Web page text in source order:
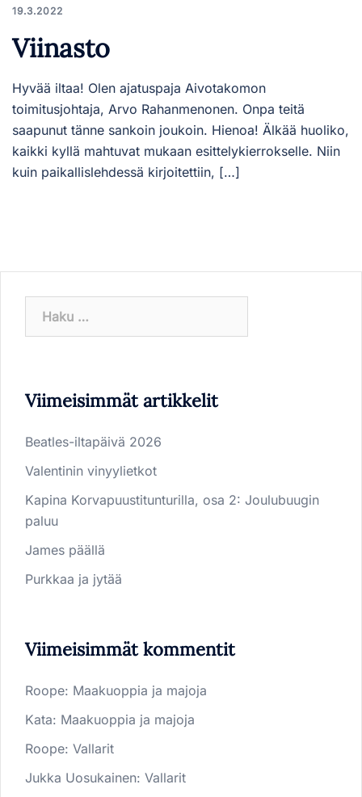
19.3.2022
Viinasto
Hyvää iltaa! Olen ajatuspaja Aivotakomon
toimitusjohtaja, Arvo Rahanmenonen. Onpa teitä
saapunut tänne sankoin joukoin. Hienoa! Älkää huoliko,
kaikki kyllä mahtuvat mukaan esittelykierrokselle. Niin
kuin paikallislehdessä kirjoitettiin, […]
Viimeisimmät artikkelit
Beatles-iltapäivä 2026
Valentinin vinyylietkot
Kapina Korvapuustitunturilla, osa 2: Joulubuugin
paluu
James päällä
Purkkaa ja jytää
Viimeisimmät kommentit
Roope: Maakuoppia ja majoja
Kata: Maakuoppia ja majoja
Roope: Vallarit
Jukka Uosukainen: Vallarit